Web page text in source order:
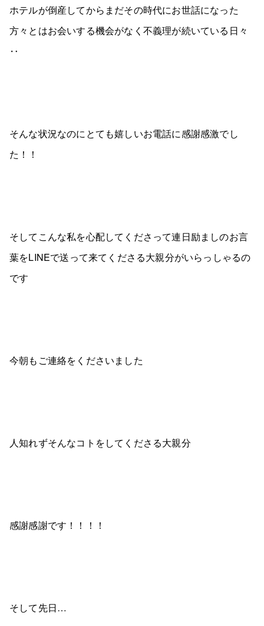
ホテルが倒産してからまだその時代にお世話になった
方々とはお会いする機会がなく不義理が続いている日々
‥
そんな状況なのにとても嬉しいお電話に感謝感激でし
た！！
そしてこんな私を心配してくださって連日励ましのお言
葉をLINEで送って来てくださる大親分がいらっしゃるの
です
今朝もご連絡をくださいました
人知れずそんなコトをしてくださる大親分
感謝感謝です！！！！
そして先日…